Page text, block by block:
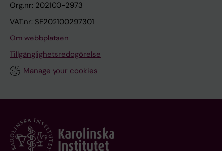
Org.nr: 202100-2973
VAT.nr: SE202100297301
Om webbplatsen
Tillgänglighetsredogörelse
Manage your cookies